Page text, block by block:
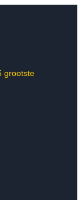
grootste